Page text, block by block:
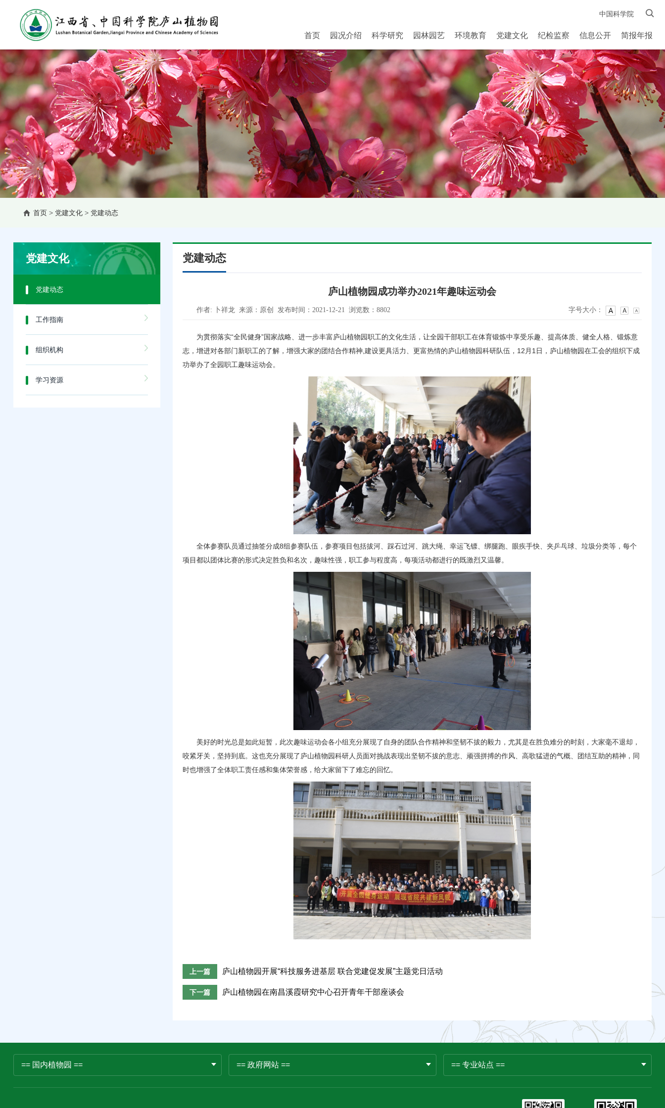
中国科学院
首页 园况介绍 科学研究 园林园艺 环境教育 党建文化 纪检监察 信息公开 简报年报
首页> 党建文化> 党建动态
党建文化
党建动态
工作指南
组织机构
学习资源
党建动态
庐山植物园成功举办2021年趣味运动会
作者: 卜祥龙 来源：原创 发布时间：2021-12-21 浏览数：8802 字号大小：
为贯彻落实“全民健身”国家战略、进一步丰富庐山植物园职工的文化生活，让全园干部职工在体育锻炼中享受乐趣、提高体质、健全人格、锻炼意
志，增进对各部门新职工的了解，增强大家的团结合作精神,建设更具活力、更富热情的庐山植物园科研队伍，12月1日，庐山植物园在工会的组织下成
功举办了全园职工趣味运动会。
全体参赛队员通过抽签分成8组参赛队伍，参赛项目包括拔河、踩石过河、跳大绳、幸运飞镖、绑腿跑、眼疾手快、夹乒乓球、垃圾分类等，每个
项目都以团体比赛的形式决定胜负和名次，趣味性强，职工参与程度高，每项活动都进行的既激烈又温馨。
美好的时光总是如此短暂，此次趣味运动会各小组充分展现了自身的团队合作精神和坚韧不拔的毅力，尤其是在胜负难分的时刻，大家毫不退却，
咬紧牙关，坚持到底。这也充分展现了庐山植物园科研人员面对挑战表现出坚韧不拔的意志、顽强拼搏的作风、高歌猛进的气概、团结互助的精神，同
时也增强了全体职工责任感和集体荣誉感，给大家留下了难忘的回忆。
上一篇 庐山植物园开展“科技服务进基层 联合党建促发展”主题党日活动
下一篇 庐山植物园在南昌溪霞研究中心召开青年干部座谈会
== 国内植物园 == == 政府网站 == == 专业站点 ==